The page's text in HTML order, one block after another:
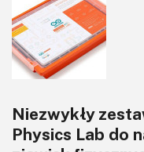
Niezwykły
Physics Lab do